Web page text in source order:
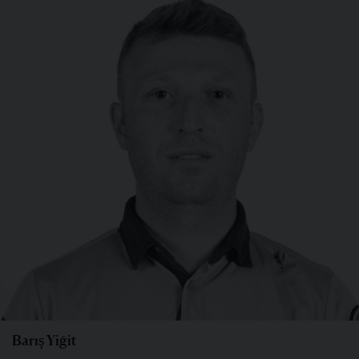
Barış Yiğit